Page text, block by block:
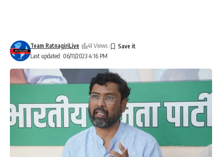
Last updated: 06/11/2023 4:16 PM
Team RatnagiriLive 41 Views